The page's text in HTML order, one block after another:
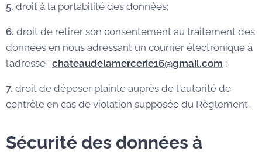
5. droit à la portabilité des données;
6. droit de retirer son consentement au traitement des
données en nous adressant un courrier électronique à
l’adresse : chateaudelamercerie16@gmail.com ;
7. droit de déposer plainte auprès de l'autorité de
contrôle en cas de violation supposée du Règlement.
Sécurité des données à